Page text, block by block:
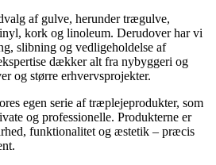
af gulve, herunder trægulve,
kork og linoleum. Derudover har vi
slibning og vedligeholdelse af
dækker alt fra nybyggeri og
og større erhvervsprojekter.
egen serie af træplejeprodukter, som
og professionelle. Produkterne er
funktionalitet og æstetik – præcis